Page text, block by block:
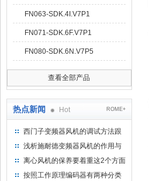
FN063-SDK.4I.V7P1
FN071-SDK.6F.V7P1
FN080-SDK.6N.V7P5
查看全部产品
热点新闻 Hot ROME+
西门子变频器风机的调试方法跟
步骤
浅析施耐德变频器风机的作用与
意义所在
离心风机的保养要着重这2个方面
按照工作原理编码器有两种分类